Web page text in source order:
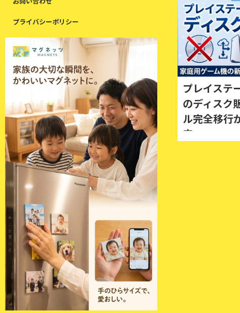
プレイステ
のディスク
ル完全移行
来
プライバシーポリシー